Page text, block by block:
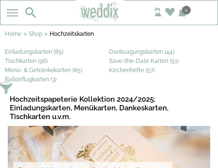
0
Home > Shop > Hochzeitskarten
Einladungskarten (85)
Danksagungskarten (44)
Tischkarten (96)
Save-the-Date Karten (51)
Menü- & Getränkekarten (65)
Kirchenhefte (57)
Ballonflugkarten (3)
Hochzeitspapeterie Kollektion 2024/2025:
Einladungskarten, Menükarten, Dankeskarten,
Tischkarten u.v.m.